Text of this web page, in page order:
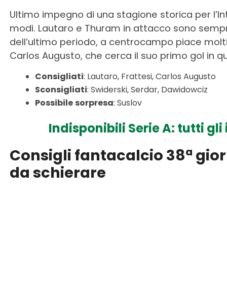
Ultimo impegno di una stagione storica per
modi. Lautaro e Thuram in attacco sono
dell’ultimo periodo, a centrocampo piace
Carlos Augusto, che cerca il suo primo gol in
Consigliati: Lautaro, Frattesi, Carlos Augusto
Sconsigliati: Swiderski, Serdar, Dawidowciz
Possibile sorpresa: Suslov
Indisponibili Serie A: tutti
Consigli fantacalcio 38ª
da schierare